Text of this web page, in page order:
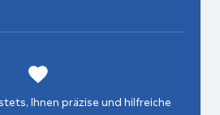
Ihnen präzise und hilfreiche